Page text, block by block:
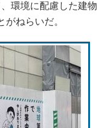
環境に配慮した建物
ねらいだ。